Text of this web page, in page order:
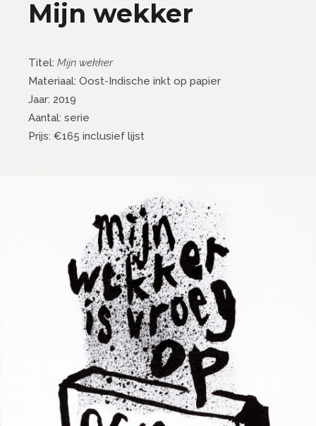
Mijn wekker
Titel: Mijn wekker
Materiaal: Oost-Indische inkt op papier
Jaar: 2019
Aantal: serie
Prijs: €165 inclusief lijst